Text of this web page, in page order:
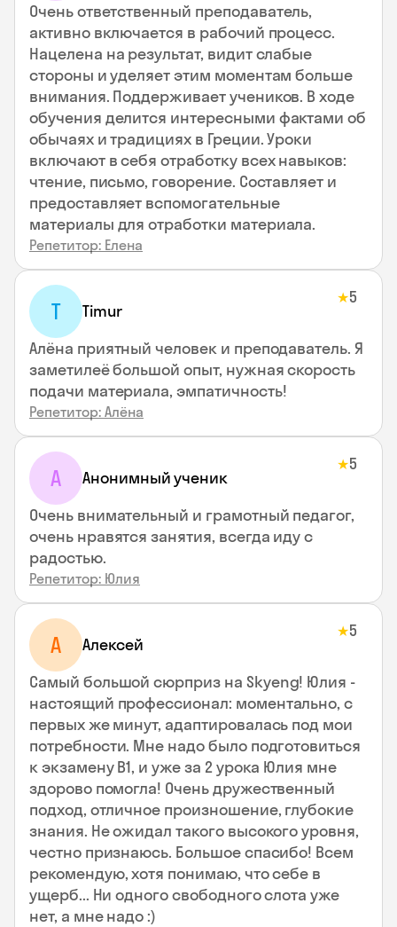
Очень ответственный преподаватель,
активно включается в рабочий процесс.
Нацелена на результат, видит слабые
стороны и уделяет этим моментам больше
внимания. Поддерживает учеников. В ходе
обучения делится интересными фактами об
обычаях и традициях в Греции. Уроки
включают в себя отработку всех навыков:
чтение, письмо, говорение. Составляет и
предоставляет вспомогательные
материалы для отработки материала.
Репетитор: Елена
T Timur
★5
Алёна приятный человек и преподаватель. Я
заметилеё большой опыт, нужная скорость
подачи материала, эмпатичность!
Репетитор: Алёна
А Анонимный ученик
★5
Очень внимательный и грамотный педагог,
очень нравятся занятия, всегда иду с
радостью.
Репетитор: Юлия
А Алексей
★5
Самый большой сюрприз на Skyeng! Юлия -
настоящий профессионал: моментально, с
первых же минут, адаптировалась под мои
потребности. Мне надо было подготовиться
к экзамену В1, и уже за 2 урока Юлия мне
здорово помогла! Очень дружественный
подход, отличное произношение, глубокие
знания. Не ожидал такого высокого уровня,
честно признаюсь. Большое спасибо! Всем
рекомендую, хотя понимаю, что себе в
ущерб... Ни одного свободного слота уже
нет, а мне надо :)